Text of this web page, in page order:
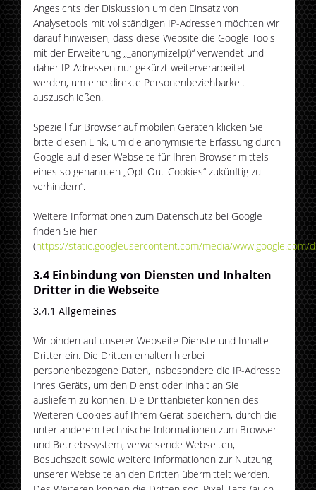
Angesichts der Diskussion um den Einsatz von
Analysetools mit vollständigen IP-Adressen möchten wir
darauf hinweisen, dass diese Website die Google Tools
mit der Erweiterung „_anonymizeIp()“ verwendet und
daher IP-Adressen nur gekürzt weiterverarbeitet
werden, um eine direkte Personenbeziehbarkeit
auszuschließen.
Speziell für Browser auf mobilen Geräten klicken Sie
bitte diesen Link, um die anonymisierte Erfassung durch
Google auf dieser Webseite für Ihren Browser mittels
eines so genannten „Opt-Out-Cookies“ zukünftig zu
verhindern“.
Weitere Informationen zum Datenschutz bei Google
finden Sie hier
(https://static.googleusercontent.com/media/www.google.com/
3.4 Einbindung von Diensten und Inhalten
Dritter in die Webseite
3.4.1 Allgemeines
Wir binden auf unserer Webseite Dienste und Inhalte
Dritter ein. Die Dritten erhalten hierbei
personenbezogene Daten, insbesondere die IP-Adresse
Ihres Geräts, um den Dienst oder Inhalt an Sie
ausliefern zu können. Die Drittanbieter können des
Weiteren Cookies auf Ihrem Gerät speichern, durch die
unter anderem technische Informationen zum Browser
und Betriebssystem, verweisende Webseiten,
Besuchszeit sowie weitere Informationen zur Nutzung
unserer Webseite an den Dritten übermittelt werden.